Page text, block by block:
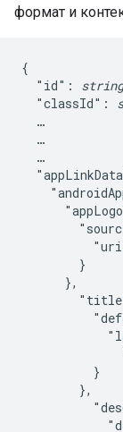
формат и
{
  "id":
string
  "classId":
  …
  …
  …
        }
      },
          }
        },